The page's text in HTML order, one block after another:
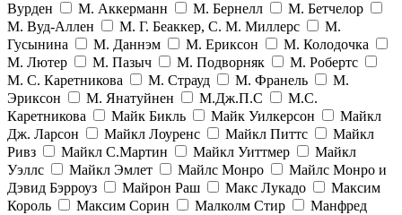
Вурден
М. Аккерманн М. Бернелл
М. Бетчелор
М. Вуд-Аллен
М. Г. Беаккер, С. М. Миллерс
М.
Гусынина
М. Даннэм М. Ериксон
М. Колодочка
М. Лютер
М. Пазыч М. Подворняк
М. Робертс
М. С. Каретникова
М. Страуд М. Франель
М.
Эриксон
М. Янатуйнен М.Дж.П.С
М.С.
Каретникова
Майк Бикль Майк Уилкерсон
Майкл
Дж. Ларсон
Майкл Лоуренс Майкл Питтс
Майкл
Ривз
Майкл С.Мартин Майкл Уиттмер
Майкл
Уэллс
Майкл Эмлет Майлс Монро
Майлс Монро и
Дэвид Бэрроуз
Майрон Раш Макс Лукадо
Максим
Король
Максим Сорин Малколм Стир
Манфред